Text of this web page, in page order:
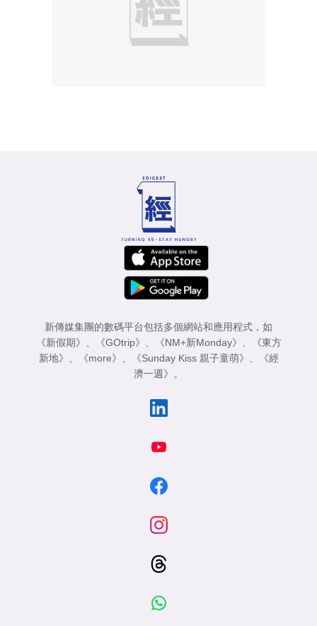
新傳媒集團的數碼平台包括多個網站和應用程式，如
《新假期》
《GOtrip》 《NM+新Monday》
《東方
新地》
《more》 《Sunday Kiss 親子童萌》
《經
濟一週》
。